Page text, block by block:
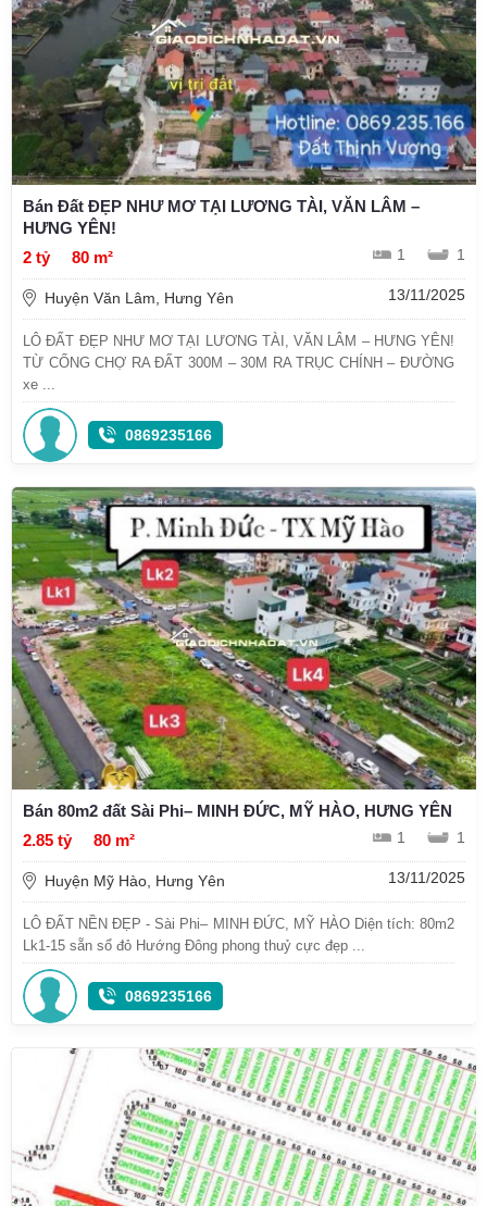
Bán Đất ĐẸP NHƯ MƠ TẠI LƯƠNG TÀI, VĂN LÂM –
HƯNG YÊN!
2 tỷ
80 m² 1 1
Huyện Văn Lâm, Hưng Yên 13/11/2025
LÔ ĐẤT ĐẸP NHƯ MƠ TẠI LƯƠNG TÀI, VĂN LÂM – HƯNG YÊN!
TỪ CỔNG CHỢ RA ĐẤT 300M – 30M RA TRỤC CHÍNH – ĐƯỜNG
xe ...
0869235166
Bán 80m2 đất Sài Phi– MINH ĐỨC, MỸ HÀO, HƯNG YÊN
2.85 tỷ
80 m² 1 1
Huyện Mỹ Hào, Hưng Yên 13/11/2025
LÔ ĐẤT NỀN ĐẸP - Sài Phi– MINH ĐỨC, MỸ HÀO Diện tích: 80m2
Lk1-15 sẵn sổ đỏ Hướng Đông phong thuỷ cực đẹp ...
0869235166